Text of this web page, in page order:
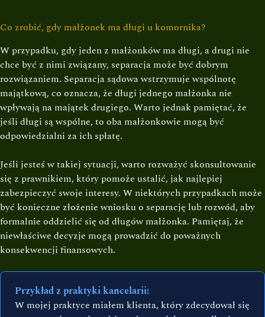
Co zrobić, gdy małżonek ma długi u komornika?
W przypadku, gdy jeden z małżonków ma długi, a drugi nie
chce być z nimi związany, separacja może być dobrym
rozwiązaniem. Separacja sądowa wstrzymuje wspólnotę
majątkową, co oznacza, że długi jednego małżonka nie
wpływają na majątek drugiego. Warto jednak pamiętać, że
jeśli długi są wspólne, to oba małżonkowie mogą być
odpowiedzialni za ich spłatę.
Jeśli jesteś w takiej sytuacji, warto rozważyć skonsultowanie
się z prawnikiem, który pomoże ustalić, jak najlepiej
zabezpieczyć swoje interesy. W niektórych przypadkach może
być konieczne złożenie wniosku o separację lub rozwód, aby
formalnie oddzielić się od długów małżonka. Pamiętaj, że
niewłaściwe decyzje mogą prowadzić do poważnych
konsekwencji finansowych.
Przykład z praktyki kancelarii:
W mojej praktyce miałem klienta, który zdecydował się